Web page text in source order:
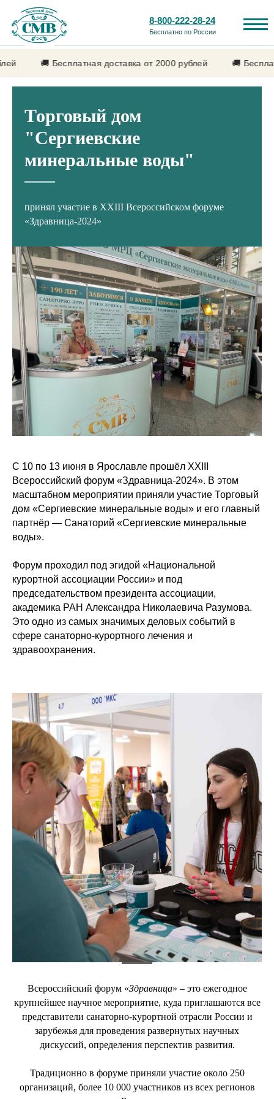
Лечебные свойства
8-800-222-28-24
Бесплатно по России
🚚 Бесплатная доставка от 2000 рублей 🚚
Торговый дом
"Сергиевские
минеральные воды"
принял участие в XXIII Всероссийском форуме
«Здравница-2024»
С 10 по 13 июня в Ярославле прошёл XXIII
Всероссийский форум «Здравница-2024». В этом
масштабном мероприятии приняли участие Торговый
дом «Сергиевские минеральные воды» и его главный
партнёр — Санаторий «Сергиевские минеральные
воды».
Форум проходил под эгидой «Национальной
курортной ассоциации России» и под
председательством президента ассоциации,
академика РАН Александра Николаевича Разумова.
Это одно из самых значимых деловых событий в
сфере санаторно-курортного лечения и
здравоохранения.
Всероссийский форум «Здравница» – это ежегодное
крупнейшее научное мероприятие, куда приглашаются все
представители санаторно-курортной отрасли России и
зарубежья для проведения развернутых научных
дискуссий, определения перспектив развития.
Традиционно в форуме приняли участие около 250
организаций, более 10 000 участников из всех регионов